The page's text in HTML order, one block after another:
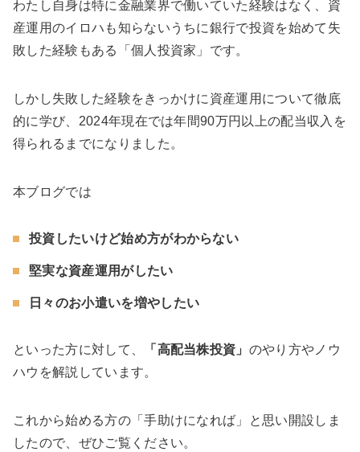
わたし自身は特に金融業界で働いていた経験はなく、資
産運用のイロハも知らないうちに銀行で投資を始めて失
敗した経験もある「個人投資家」です。
しかし失敗した経験をきっかけに資産運用について徹底
的に学び、2024年現在では年間90万円以上の配当収入を
得られるまでになりました。
本ブログでは
投資したいけど始め方がわからない
堅実な資産運用がしたい
日々のお小遣いを増やしたい
といった方に対して、 「高配当株投資」 のやり方やノウ
ハウを解説しています。
これから始める方の「手助けになれば」と思い開設しま
したので、ぜひご覧ください。